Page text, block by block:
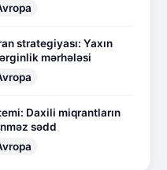
strategiyası: Yaxın
mərhələsi
Daxili miqrantların
sədd